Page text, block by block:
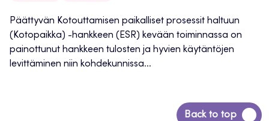
Päättyvän Kotouttamisen paikalliset prosessit haltuun
(Kotopaikka) -hankkeen (ESR) kevään toiminnassa on
painottunut hankkeen tulosten ja hyvien käytäntöjen
levittäminen niin kohdekunnissa...
Back to top
Siirry